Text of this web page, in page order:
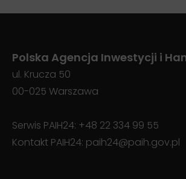
Polska Agencja Inwestycji i
ul. Krucza 50
00-025 Warszawa
Serwis PAIH24: +48 22 334 99 55
Kontakt PAIH24: paih24@paih.gov.pl